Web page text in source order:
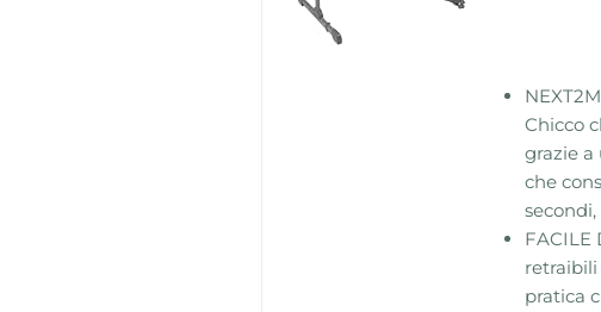
Chicco
grazie a
che
FACILE
retraibili
pratica